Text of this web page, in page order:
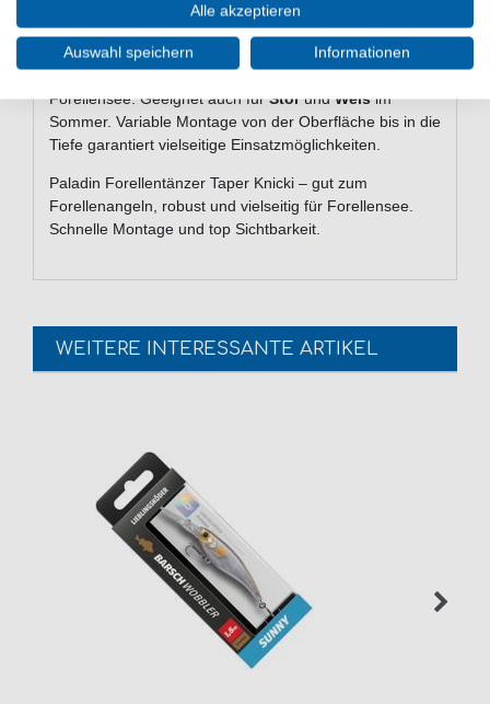
Unauffälliges Grau/Signalrot
Einsatzbereiche & Zielfische
Gut zumForellenangeln im Süßwasser, vor allem am
Forellensee. Geeignet auch fürStörundWelsim
Sommer. Variable Montage von der Oberfläche bis in die
Tiefe garantiert vielseitige Einsatzmöglichkeiten.
Paladin Forellentänzer Taper Knicki – gut zum
Forellenangeln, robust und vielseitig für Forellensee.
Schnelle Montage und top Sichtbarkeit.
WEITERE INTERESSANTE ARTIKEL
Alle akzeptieren
Auswahl speichern Informationen